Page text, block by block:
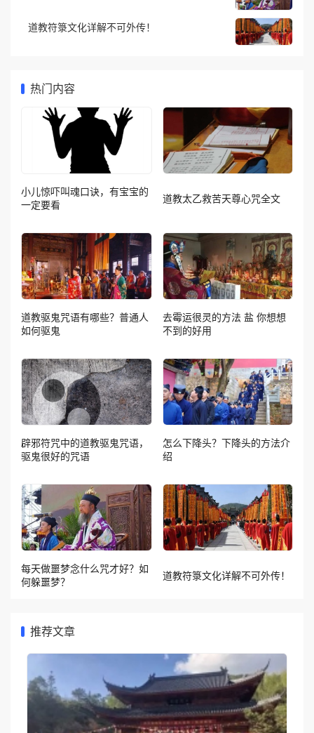
道教符箓文化详解不可外传！
热门内容
小儿惊吓叫魂口诀，有宝宝的
一定要看
道教太乙救苦天尊心咒全文
道教驱鬼咒语有哪些？普通人
如何驱鬼
去霉运很灵的方法 盐 你想想
不到的好用
辟邪符咒中的道教驱鬼咒语，
驱鬼很好的咒语
怎么下降头？下降头的方法介
绍
每天做噩梦念什么咒才好？如
何躲噩梦？
道教符箓文化详解不可外传！
推荐文章